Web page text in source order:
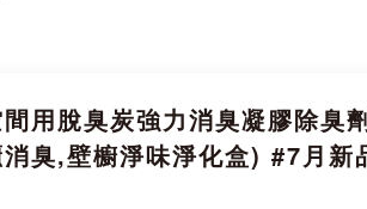
用脫臭炭強力消臭凝膠除臭
臭,壁櫥淨味淨化盒) #7月新